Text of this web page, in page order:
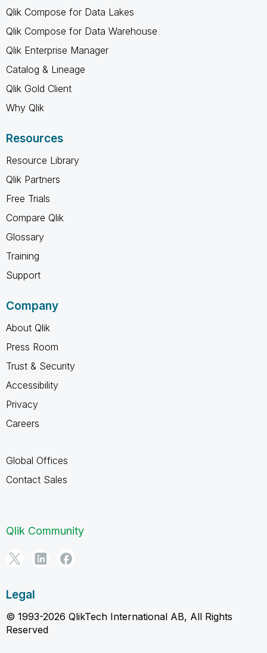
Qlik Compose for Data Lakes
Qlik Compose for Data Warehouse
Qlik Enterprise Manager
Catalog & Lineage
Qlik Gold Client
Why Qlik
Resources
Resource Library
Qlik Partners
Free Trials
Compare Qlik
Glossary
Training
Support
Company
About Qlik
Press Room
Trust & Security
Accessibility
Privacy
Careers
Global Offices
Contact Sales
Qlik Community
Legal
© 1993-2026 QlikTech International AB, All Rights
Reserved